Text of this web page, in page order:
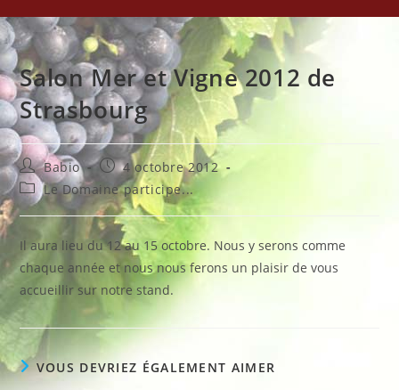
Salon Mer et Vigne 2012 de
Strasbourg
Auteur/autrice
de
la
publication :
Babio
Publication
publiée :
4 octobre 2012
Post
category:
Le Domaine participe...
Il aura lieu du 12 au 15 octobre. Nous y serons comme
chaque année et nous nous ferons un plaisir de vous
accueillir sur notre stand.
VOUS DEVRIEZ ÉGALEMENT AIMER